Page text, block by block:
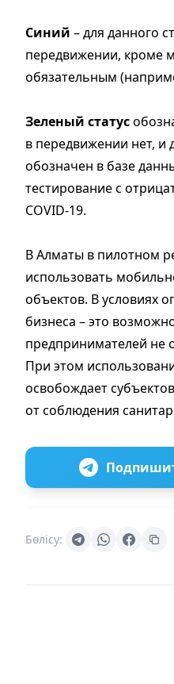
Синий – для данного
передвижении, кроме
обязательным
Зеленый статус
в передвижении нет, и
обозначен в базе
тестирование с
COVID-19.
В Алматы в пилотном
использовать
объектов. В условиях
бизнеса – это
предпринимателей не
При этом
освобождает
от соблюдения
Бөлісу: